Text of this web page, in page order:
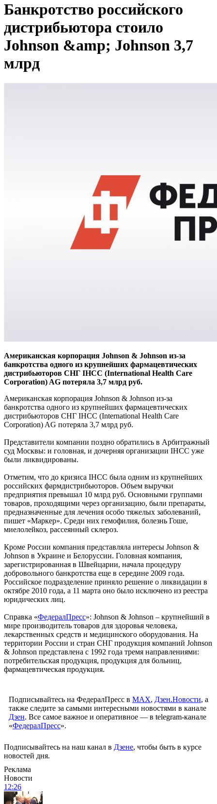
Банкротство российского
дистрибьютора стоило
Johnson &amp; Johnson 3,7
млрд
Американская корпорация Johnson & Johnson из-за
банкротства одного из крупнейших фармацевтических
дистрибьюторов СНГ IHCC (International Health Care
Corporation) AG потеряла 3,7 млрд руб.
Американская корпорация Johnson & Johnson из-за
банкротства одного из крупнейших фармацевтических
дистрибьюторов СНГ IHCC (International Health Care
Corporation) AG потеряла 3,7 млрд руб.
Представители компании поздно обратились в Арбитражный
суд Москвы: и головная, и дочерняя организации IHCC уже
были ликвидированы.
Отметим, что до кризиса IHCC была одним из крупнейших
российских фармдистрибьюторов. Объем выручки
предприятия превышал 10 млрд руб. Основными группами
товаров, проходящими через организацию, были препараты,
предназначенные для лечения особо тяжелых заболеваний,
пишет «Маркер». Среди них гемофилия, болезнь Гоше,
миелолейкоз, рассеянный склероз.
Кроме России компания представляла интересы Johnson &
Johnson в Украине и Белоруссии. Головная компания,
зарегистрированная в Швейцарии, начала процедуру
добровольного банкротства еще в середине 2009 года.
Российское подразделение приняло решение о ликвидации в
октябре 2010 года, а 11 марта оно было исключено из реестра
юридических лиц.
Справка «ФедералПресс»: Johnson & Johnson – крупнейший в
мире производитель товаров для здоровья человека,
лекарственных средств и медицинского оборудования. На
территории России и стран СНГ продукция компаний Johnson
& Johnson представлена с 1992 года тремя направлениями:
потребительская продукция, продукция для больниц,
фармацевтическая продукция.
Подписывайтесь на ФедералПресс в МАХ, Дзен.Новости, а
также следите за самыми интересными новостями в канале
Дзен. Все самое важное и оперативное — в telegram-канале
«ФедералПресс».
Подписывайтесь на наш канал в Дзене, чтобы быть в курсе
новостей дня.
Реклама
Новости
12:26